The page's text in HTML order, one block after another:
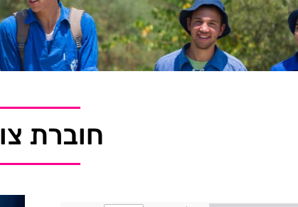
חוברת צו 8